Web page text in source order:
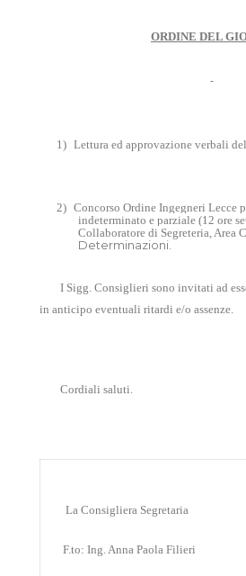
ORDINE DEL
1) Lettura ed approvazione verbali
2) Concorso Ordine Ingegneri Lecce
indeterminato e parziale (12 ore
Collaboratore di Segreteria, Area
Determinazioni.
I Sigg. Consiglieri sono invitati ad
in anticipo eventuali ritardi e/o assenze.
Cordiali saluti.
La Consigliera Segretaria
F.to: Ing. Anna Paola Filieri